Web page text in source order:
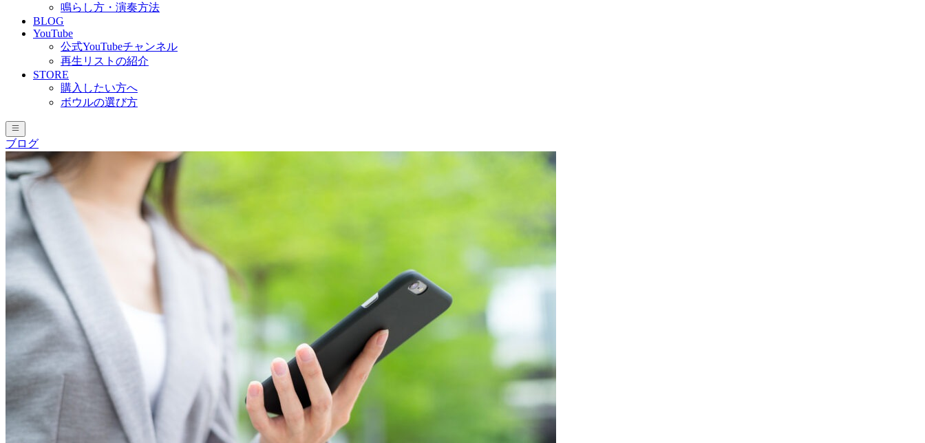
鳴らし方・演奏方法
BLOG
YouTube
公式YouTubeチャンネル
再生リストの紹介
STORE
購入したい方へ
ボウルの選び方
ブログ